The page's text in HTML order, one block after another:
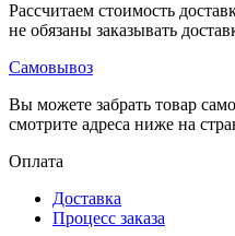
Рассчитаем стоимость
не обязаны заказывать
Самовывоз
Вы можете забрать товар
смотрите адреса ниже на
Оплата
Доставка
Процесс заказа